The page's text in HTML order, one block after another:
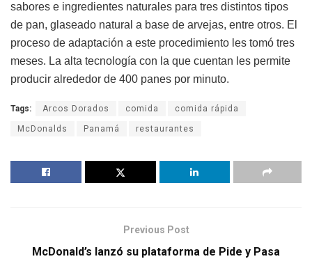
sabores e ingredientes naturales para tres distintos tipos
de pan, glaseado natural a base de arvejas, entre otros. El
proceso de adaptación a este procedimiento les tomó tres
meses. La alta tecnología con la que cuentan les permite
producir alrededor de 400 panes por minuto.
Tags: Arcos Dorados comida comida rápida
McDonalds Panamá restaurantes
Previous Post
McDonald’s lanzó su plataforma de Pide y Pasa